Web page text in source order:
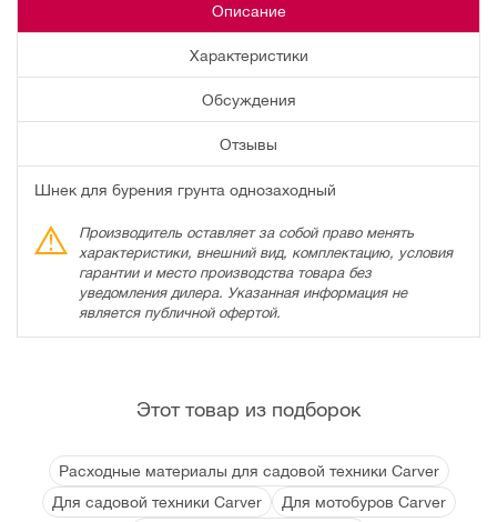
Описание
Характеристики
Обсуждения
Отзывы
Шнек для бурения грунта однозаходный
Производитель оставляет за собой право менять
характеристики, внешний вид, комплектацию, условия
гарантии и место производства товара без
уведомления дилера. Указанная информация не
является публичной офертой.
Этот товар из подборок
Расходные материалы для садовой техники Carver
Для садовой техники Carver
Для мотобуров Carver